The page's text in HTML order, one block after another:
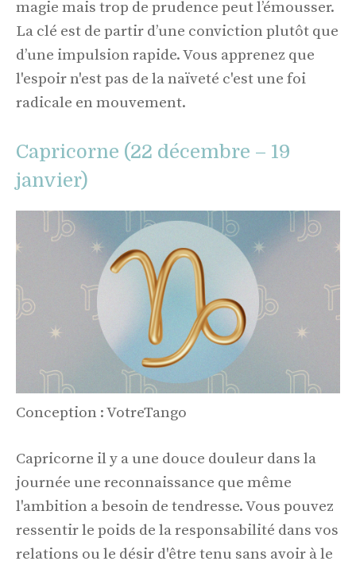
magie mais trop de prudence peut l’émousser.
La clé est de partir d’une conviction plutôt que
d’une impulsion rapide. Vous apprenez que
l'espoir n'est pas de la naïveté c'est une foi
radicale en mouvement.
Capricorne (22 décembre – 19
janvier)
Conception : VotreTango
Capricorne il y a une douce douleur dans la
journée une reconnaissance que même
l'ambition a besoin de tendresse. Vous pouvez
ressentir le poids de la responsabilité dans vos
relations ou le désir d'être tenu sans avoir à le